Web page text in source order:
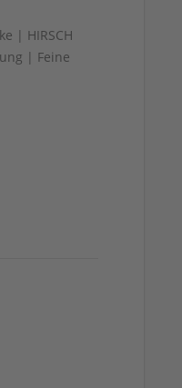
| HIRSCH
| Feine